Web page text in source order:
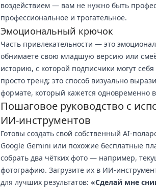
воздействием — вам не нужно быть
профессиональное и трогательное.
Эмоциональный крючок
Часть привлекательности — это
обнимаете свою младшую версию или
историю, с которой подписчики могут
просто тренд; это способ визуально
формате, который кажется
Пошаговое руководство с
ИИ-инструментов
Готовы создать свой собственный AI-
Google Gemini или похожие бесплатные
собрать два чётких фото — например,
фотографию. Загрузите их в ИИ-
для лучших результатов: «Сделай мне